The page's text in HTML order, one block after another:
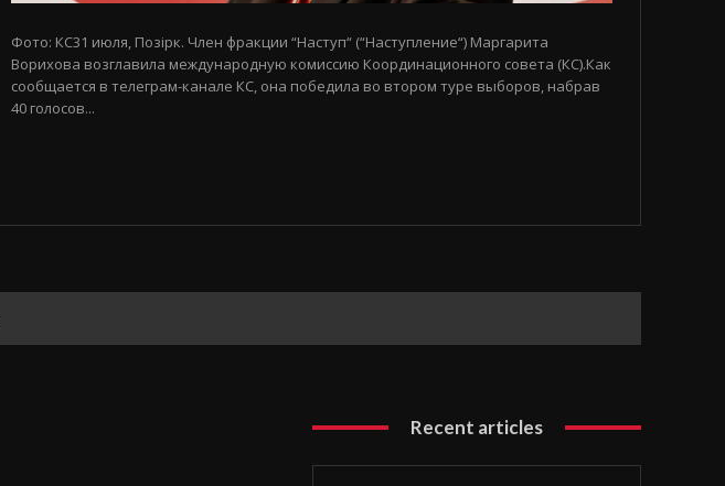
Фото: КС31 июля, Позірк. Член фракции “Наступ“ (“Наступление“) Маргарита
Ворихова возглавила международную комиссию Координационного совета (КС).Как
сообщается в телеграм-канале КС, она победила во втором туре выборов, набрав
40 голосов...
Recent articles